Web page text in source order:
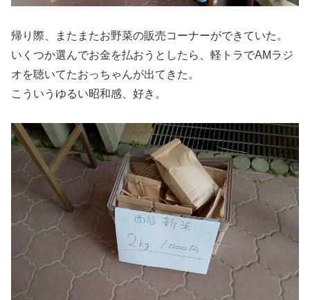
帰り際、またまたお野菜の販売コーナーができていた。
いくつか選んでお金を払おうとしたら、軽トラでAMラジ
オを聴いてたおっちゃんが出てきた。
こういうゆるい昭和感、好き。